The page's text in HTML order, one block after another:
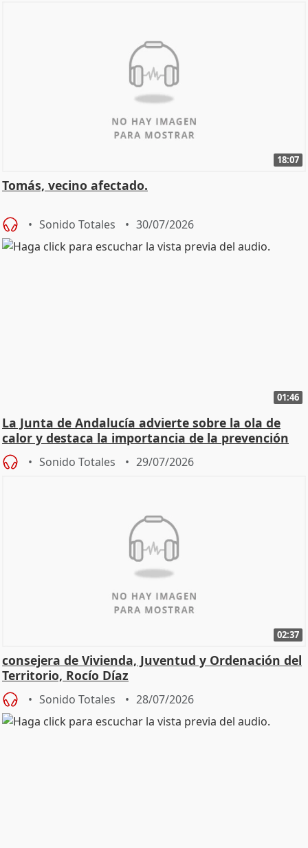
18:07
Tomás, vecino afectado.
Sonido Totales 30/07/2026
01:46
La Junta de Andalucía advierte sobre la ola de
calor y destaca la importancia de la prevención
Sonido Totales 29/07/2026
02:37
consejera de Vivienda, Juventud y Ordenación del
Territorio, Rocío Díaz
Sonido Totales 28/07/2026